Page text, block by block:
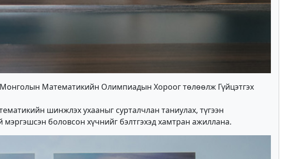
Математикийн Олимпиадын Хороог төлөөлж Гүйцэтгэх
шинжлэх ухааныг сурталчлан таниулах, түгээн
мэргэшсэн боловсон хүчнийг бэлтгэхэд хамтран ажиллана.